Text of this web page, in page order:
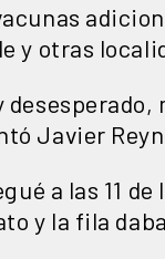
y otras
Javier
a las 11
y la fila